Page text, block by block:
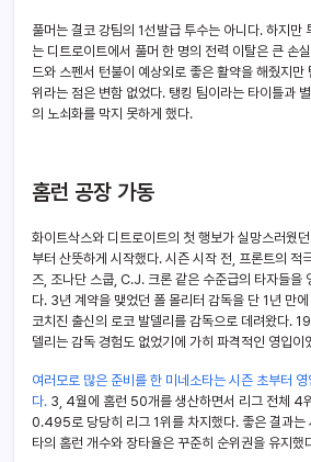
풀머는 결코 강팀의 1선발급 투수는 아니다. 하지만
는 디트로이트에서 풀머 한 명의 전력 이탈은 큰 손
드와 스펜서 턴불이 예상외로 좋은 활약을 해줬지만
위라는 점은 변함 없었다. 탱킹 팀이라는 타이틀과
의 노쇠화를 막지 못하게 했다.
홈런 공장 가동
화이트삭스와 디트로이트의 첫 행보가 실망스러웠
부터 산뜻하게 시작했다. 시즌 시작 전, 프론트의 적
즈, 조나단 스쿱, C.J. 크론 같은 수준급의 타자들을
다. 3년 계약을 맺었던 폴 몰리터 감독을 단 1년 만
코치진 출신의 로코 발델리를 감독으로 데려왔다.
델리는 감독 경험도 없었기에 가히 파격적인 영입이
여러모로 많은 준비를 한 미네소타는 시즌 초부터
다. 3, 4월에 홈런 50개를 생산하면서 리그 전체 4
0.495로 당당히 리그 1위를 차지했다. 좋은 결과는
타의 홈런 개수와 장타율은 꾸준히 순위권을 유지했